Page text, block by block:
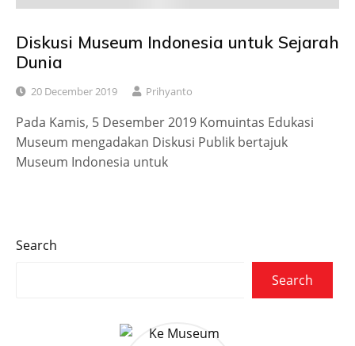
Diskusi Museum Indonesia untuk Sejarah
Dunia
20 December 2019 Prihyanto
Pada Kamis, 5 Desember 2019 Komuintas Edukasi
Museum mengadakan Diskusi Publik bertajuk
Museum Indonesia untuk
Search
Search